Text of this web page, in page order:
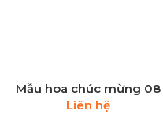
Mẫu hoa chúc mừng 08
Liên hệ